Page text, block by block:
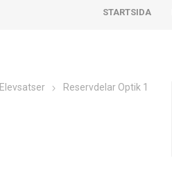
STARTSIDA
Elevsatser Reservdelar Optik 1